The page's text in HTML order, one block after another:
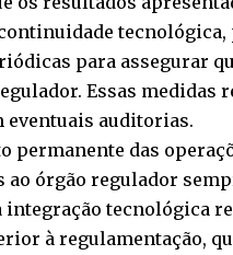
tecnológica,
para assegurar
Essas medidas
eventuais auditorias.
das
órgão regulador
integração tecnológica
à regulamentação,